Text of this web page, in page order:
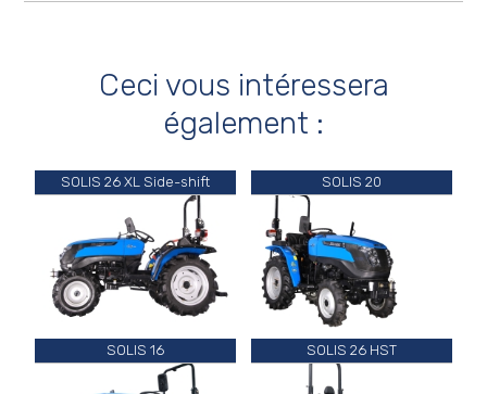
Ceci vous intéressera
également :
SOLIS 26 XL Side-shift
9586.00 €
SOLIS 20
7437.00 €
SOLIS 16 SOLIS 26 HST